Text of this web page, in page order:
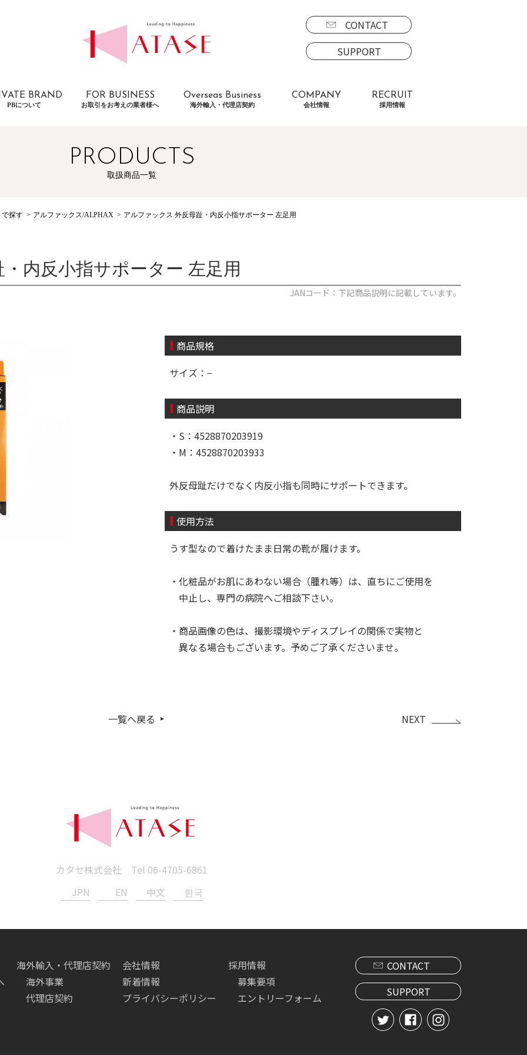
CONTACT
SUPPORT
BRAND
PBについて
FOR BUSINESS
お取引をお考えの業者様へ
Overseas Business
海外輸入・代理店契約
COMPANY
会社情報
RECRUIT
採用情報
PRODUCTS
取扱商品一覧
で探す アルファックス/ALPHAX アルファックス 外反母趾・内反小指サポーター 左足用
内反小指サポーター 左足用
JANコード：下記商品説明に記載しています。
商品規格
サイズ：−
商品説明
・S：4528870203919
・M：4528870203933
外反母趾だけでなく内反小指も同時にサポートできます。
使用方法
うす型なので着けたまま日常の靴が履けます。
・化粧品がお肌にあわない場合（腫れ等）は、直ちにご使用を
中止し、専門の病院へご相談下さい。
・商品画像の色は、撮影環境やディスプレイの関係で実物と
異なる場合もございます。予めご了承くださいませ。
一覧へ戻る NEXT
カタセ株式会社 Tel 06-4705-6861
JPN
EN 中文 한국
海外輸入・代理店契約
海外事業
代理店契約
会社情報
新着情報
プライバシーポリシー
採用情報
募集要項
エントリーフォーム
CONTACT
SUPPORT